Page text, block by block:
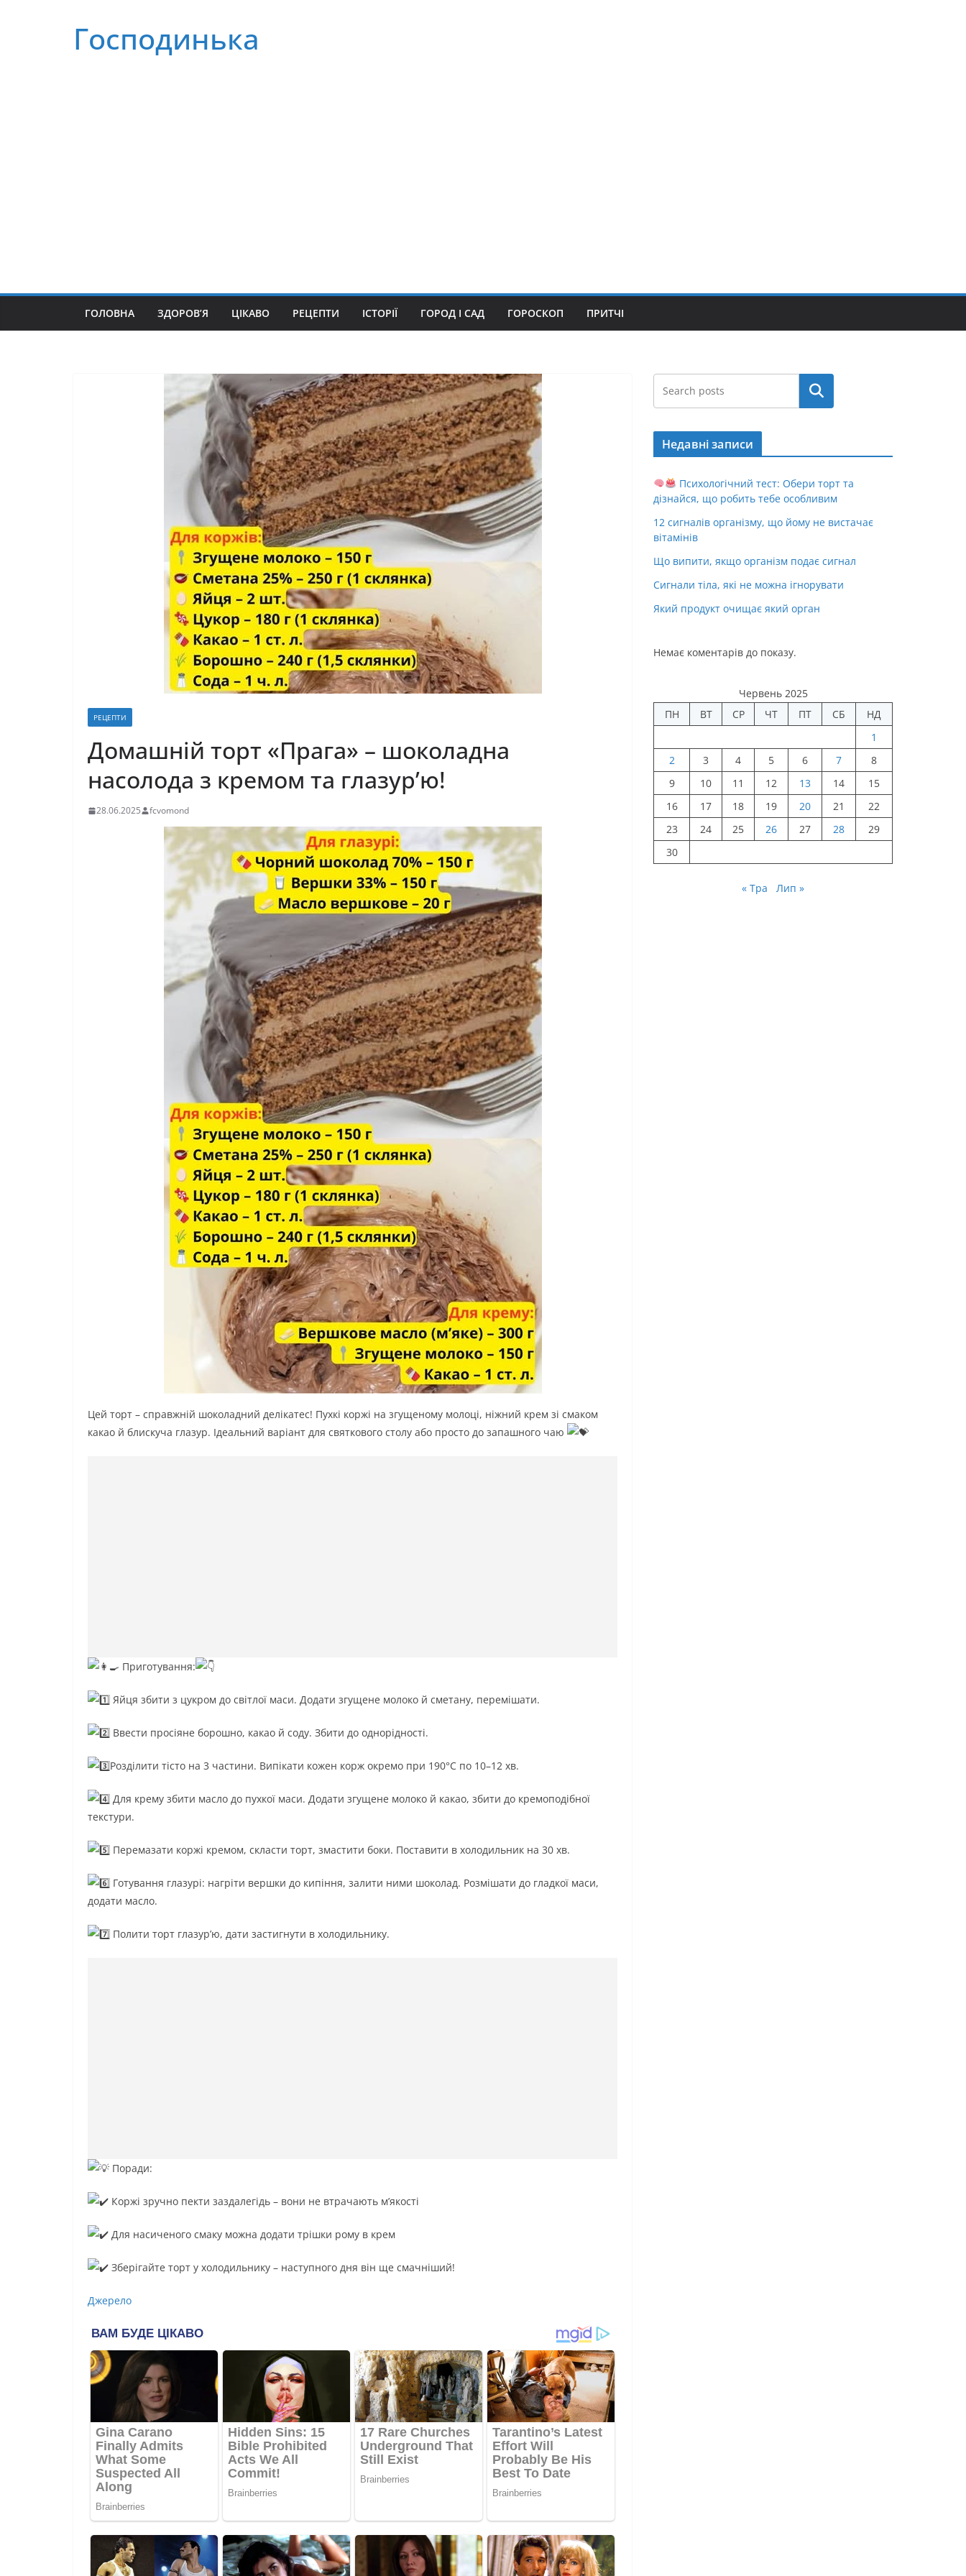
Господинька
ГОЛОВНА ЗДОРОВ’Я ЦІКАВО РЕЦЕПТИ ІСТОРІЇ ГОРОД І САД ГОРОСКОП ПРИТЧІ
РЕЦЕПТИ
Домашній торт «Прага» – шоколадна
насолода з кремом та глазур’ю!
28.06.2025 fcvomond
Цей торт – справжній шоколадний делікатес! Пухкі коржі на згущеному молоці, ніжний крем зі смаком
какао й блискуча глазур. Ідеальний варіант для святкового столу або просто до запашного чаю
Приготування:
Яйця збити з цукром до світлої маси. Додати згущене молоко й сметану, перемішати.
Ввести просіяне борошно, какао й соду. Збити до однорідності.
Розділити тісто на 3 частини. Випікати кожен корж окремо при 190°C по 10–12 хв.
Для крему збити масло до пухкої маси. Додати згущене молоко й какао, збити до кремоподібної
текстури.
Перемазати коржі кремом, скласти торт, змастити боки. Поставити в холодильник на 30 хв.
Готування глазурі: нагріти вершки до кипіння, залити ними шоколад. Розмішати до гладкої маси,
додати масло.
Полити торт глазур’ю, дати застигнути в холодильнику.
Поради:
Коржі зручно пекти заздалегідь – вони не втрачають м’якості
Для насиченого смаку можна додати трішки рому в крем
Зберігайте торт у холодильнику – наступного дня він ще смачніший!
Джерело
Пошук
Недавні записи
Психологічний тест: Обери торт та
дізнайся, що робить тебе особливим
12 сигналів організму, що йому не вистачає
вітамінів
Що випити, якщо організм подає сигнал
Сигнали тіла, які не можна ігнорувати
Який продукт очищає який орган
Немає коментарів до показу.
Червень 2025
ПН
ВТ СР ЧТ ПТ СБ
НД
1
2
3 4 5 6 7
8
9
10 11 12 13 14
15
16
17 18 19 20 21
22
23
24 25 26 27 28
29
30
« Тра Лип »